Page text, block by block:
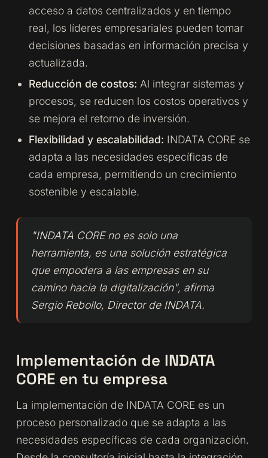
acceso a datos centralizados y en tiempo
real, los líderes empresariales pueden tomar
decisiones basadas en información precisa y
actualizada.
Reducción de costos: Al integrar sistemas y
procesos, se reducen los costos operativos y
se mejora el retorno de inversión.
Flexibilidad y escalabilidad: INDATA CORE se
adapta a las necesidades específicas de
cada empresa, permitiendo un crecimiento
sostenible y escalable.
"INDATA CORE no es solo una
herramienta, es una solución estratégica
que empodera a las empresas en su
camino hacia la digitalización", afirma
Sergio Rebollo, Director de INDATA.
Implementación de INDATA
CORE en tu empresa
La implementación de INDATA CORE es un
proceso personalizado que se adapta a las
necesidades específicas de cada organización.